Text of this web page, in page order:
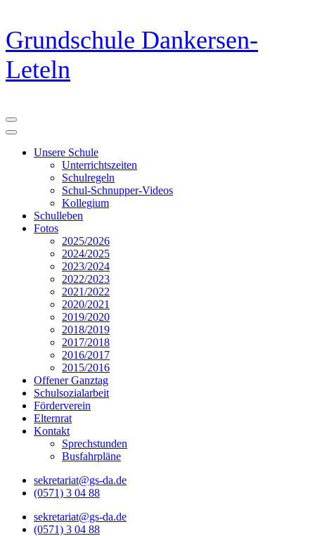
Zum
Inhalt
springen
(Eingabetaste
drücken)
Grundschule Dankersen-
Leteln
Unsere Schule
Unterrichtszeiten
Schulregeln
Schul-Schnupper-Videos
Kollegium
Schulleben
Fotos
2025/2026
2024/2025
2023/2024
2022/2023
2021/2022
2020/2021
2019/2020
2018/2019
2017/2018
2016/2017
2015/2016
Offener Ganztag
Schulsozialarbeit
Förderverein
Elternrat
Kontakt
Sprechstunden
Busfahrpläne
sekretariat@gs-da.de
(0571) 3 04 88
sekretariat@gs-da.de
(0571) 3 04 88